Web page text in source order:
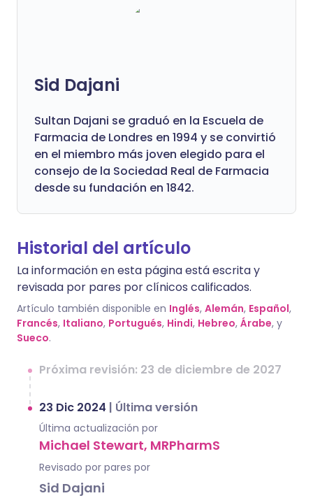
Sid Dajani
Sultan Dajani se graduó en la Escuela de
Farmacia de Londres en 1994 y se convirtió
en el miembro más joven elegido para el
consejo de la Sociedad Real de Farmacia
desde su fundación en 1842.
Historial del artículo
La información en esta página está escrita y
revisada por pares por clínicos calificados.
Artículo también disponible en Inglés, Alemán, Español,
Francés, Italiano, Portugués, Hindi, Hebreo, Árabe, y
Sueco.
Próxima revisión: 23 de diciembre de 2027
23 Dic 2024 | Última versión
Última actualización por
Michael Stewart, MRPharmS
Revisado por pares por
Sid Dajani